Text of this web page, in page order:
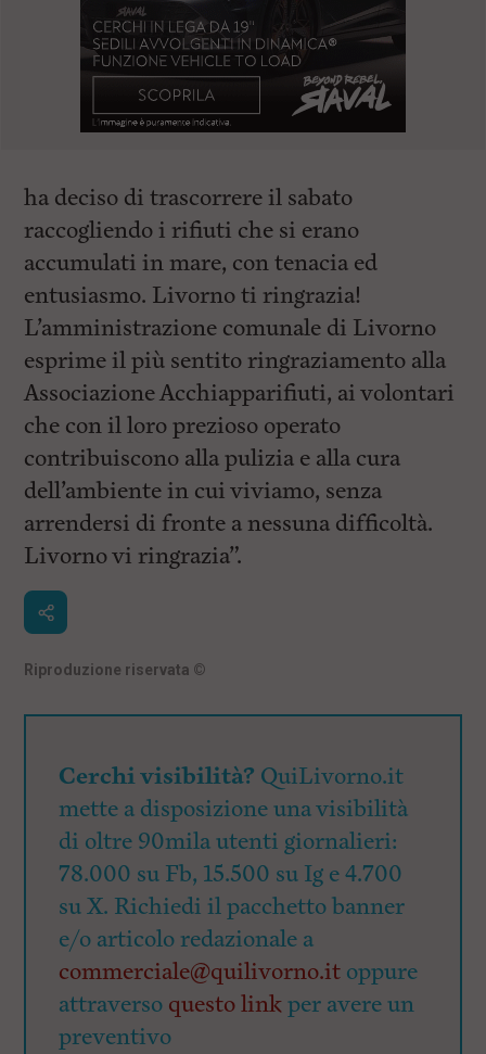
ha deciso di trascorrere il sabato
raccogliendo i rifiuti che si erano
accumulati in mare, con tenacia ed
entusiasmo. Livorno ti ringrazia!
L’amministrazione comunale di Livorno
esprime il più sentito ringraziamento alla
Associazione Acchiapparifiuti, ai volontari
che con il loro prezioso operato
contribuiscono alla pulizia e alla cura
dell’ambiente in cui viviamo, senza
arrendersi di fronte a nessuna difficoltà.
Livorno vi ringrazia”.
Riproduzione riservata ©
Cerchi visibilità? QuiLivorno.it
mette a disposizione una visibilità
di oltre 90mila utenti giornalieri:
78.000 su Fb, 15.500 su Ig e 4.700
su X. Richiedi il pacchetto banner
e/o articolo redazionale a
commerciale@quilivorno.it oppure
attraverso questo linkper avere un
preventivo